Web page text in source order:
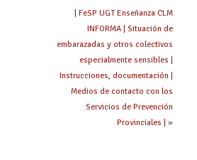
| FeSP UGT Enseñanza CLM
INFORMA | Situación de
embarazadas y otros colectivos
especialmente sensibles |
Instrucciones, documentación |
Medios de contacto con los
Servicios de Prevención
Provinciales |
»